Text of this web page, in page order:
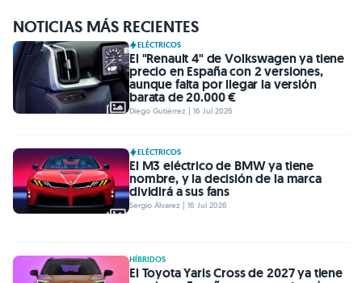
NOTICIAS MÁS RECIENTES
ELÉCTRICOS
El "Renault 4" de Volkswagen ya tiene
precio en España con 2 versiones,
aunque falta por llegar la versión
barata de 20.000 €
Diego Gutiérrez | 16 Jul 2026
ELÉCTRICOS
El M3 eléctrico de BMW ya tiene
nombre, y la decisión de la marca
dividirá a sus fans
Sergio Álvarez | 16 Jul 2026
HÍBRIDOS
El Toyota Yaris Cross de 2027 ya tiene